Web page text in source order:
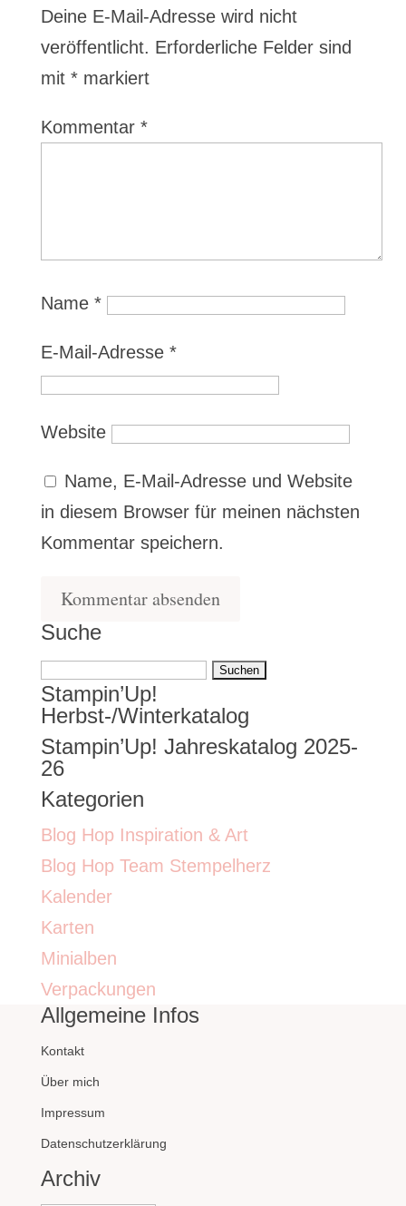
Deine E-Mail-Adresse wird nicht
veröffentlicht. Erforderliche Felder sind
mit *markiert
Kommentar *
Name *
E-Mail-Adresse *
Website
Name, E-Mail-Adresse und Website
in diesem Browser für meinen nächsten
Kommentar speichern.
Suche
Suchen
nach:
Stampin’Up!
Herbst-/Winterkatalog
Stampin’Up! Jahreskatalog 2025-
26
Kategorien
Blog Hop Inspiration & Art
Blog Hop Team Stempelherz
Kalender
Karten
Minialben
Verpackungen
Allgemeine Infos
Kontakt
Über mich
Impressum
Datenschutzerklärung
Archiv